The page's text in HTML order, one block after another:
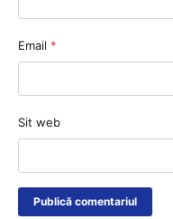
Email *
Sit web